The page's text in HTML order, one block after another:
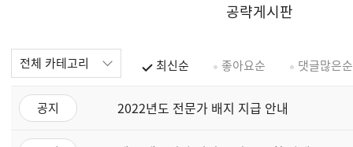
공략게시판
전체 카테고리 최신순 좋아요순 댓글많은순
공지 2022년도 전문가 배지 지급 안내